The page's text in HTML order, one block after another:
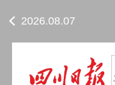
2026.08.07